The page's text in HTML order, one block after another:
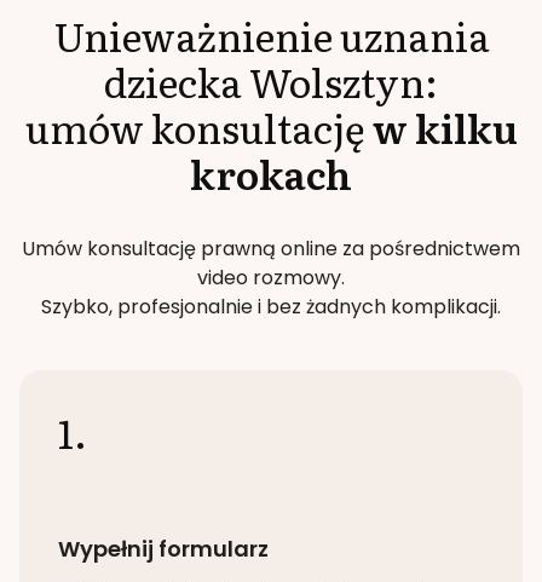
Unieważnienie uznania
dzieckaWolsztyn:
umów konsultacjęw kilku
krokach
Umów konsultację prawną online za pośrednictwem
video rozmowy.
Szybko, profesjonalnie i bez żadnych komplikacji.
1.
Wypełnij formularz